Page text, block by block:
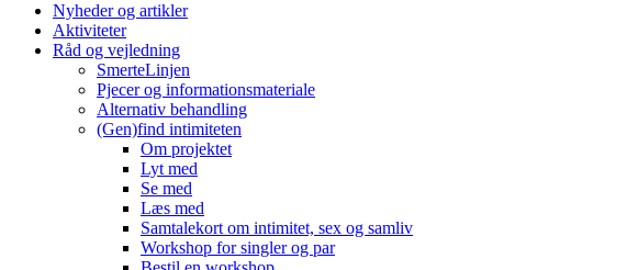
Nyheder og artikler
Aktiviteter
Råd og vejledning
SmerteLinjen
Pjecer og informationsmateriale
Alternativ behandling
(Gen)find intimiteten
Om projektet
Lyt med
Se med
Læs med
Samtalekort om intimitet, sex og samliv
Workshop for singler og par